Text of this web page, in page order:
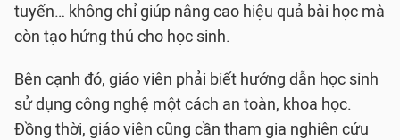
tuyến… không chỉ giúp nâng cao hiệu quả bài học mà
còn tạo hứng thú cho học sinh.
Bên cạnh đó, giáo viên phải biết hướng dẫn học sinh
sử dụng công nghệ một cách an toàn, khoa học.
Đồng thời, giáo viên cũng cần tham gia nghiên cứu